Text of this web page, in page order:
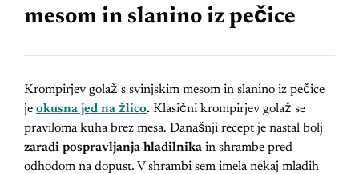
mesom in slanino iz pečice
Krompirjev golaž s svinjskim mesom in slanino iz pečice
je okusna jed na žlico. Klasični krompirjev golaž se
praviloma kuha brez mesa. Današnji recept je nastal bolj
zaradi pospravljanja hladilnika in shrambe pred
odhodom na dopust. V shrambi sem imela nekaj mladih